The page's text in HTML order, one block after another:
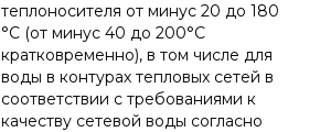
теплоносителя от минус 20 до 180
°С (от минус 40 до 200°С
кратковременно), в том числе для
воды в контурах тепловых сетей в
соответствии с требованиями к
качеству сетевой воды согласно